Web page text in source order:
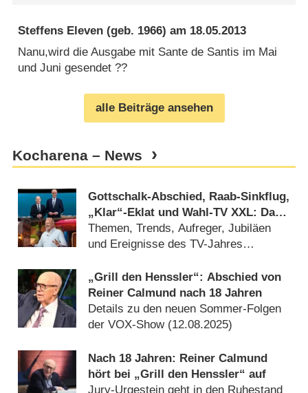
Steffens Eleven (geb. 1966) am 18.05.2013
Nanu,wird die Ausgabe mit Sante de Santis im Mai
und Juni gesendet ??
alle Beiträge ansehen
Kocharena – News
Gottschalk-Abschied, Raab-Sinkflug,
„Klar“-Eklat und Wahl-TV XXL: Das
deutsche Fernsehjahr 2025 im
Rückblick
Themen, Trends, Aufreger, Jubiläen
und Ereignisse des TV-Jahres
„Grill den Henssler“: Abschied von
Reiner Calmund nach 18 Jahren
Details zu den neuen Sommer-Folgen
der VOX-Show (12.08.2025)
Nach 18 Jahren: Reiner Calmund
hört bei „Grill den Henssler“ auf
Jury-Urgestein geht in den Ruhestand